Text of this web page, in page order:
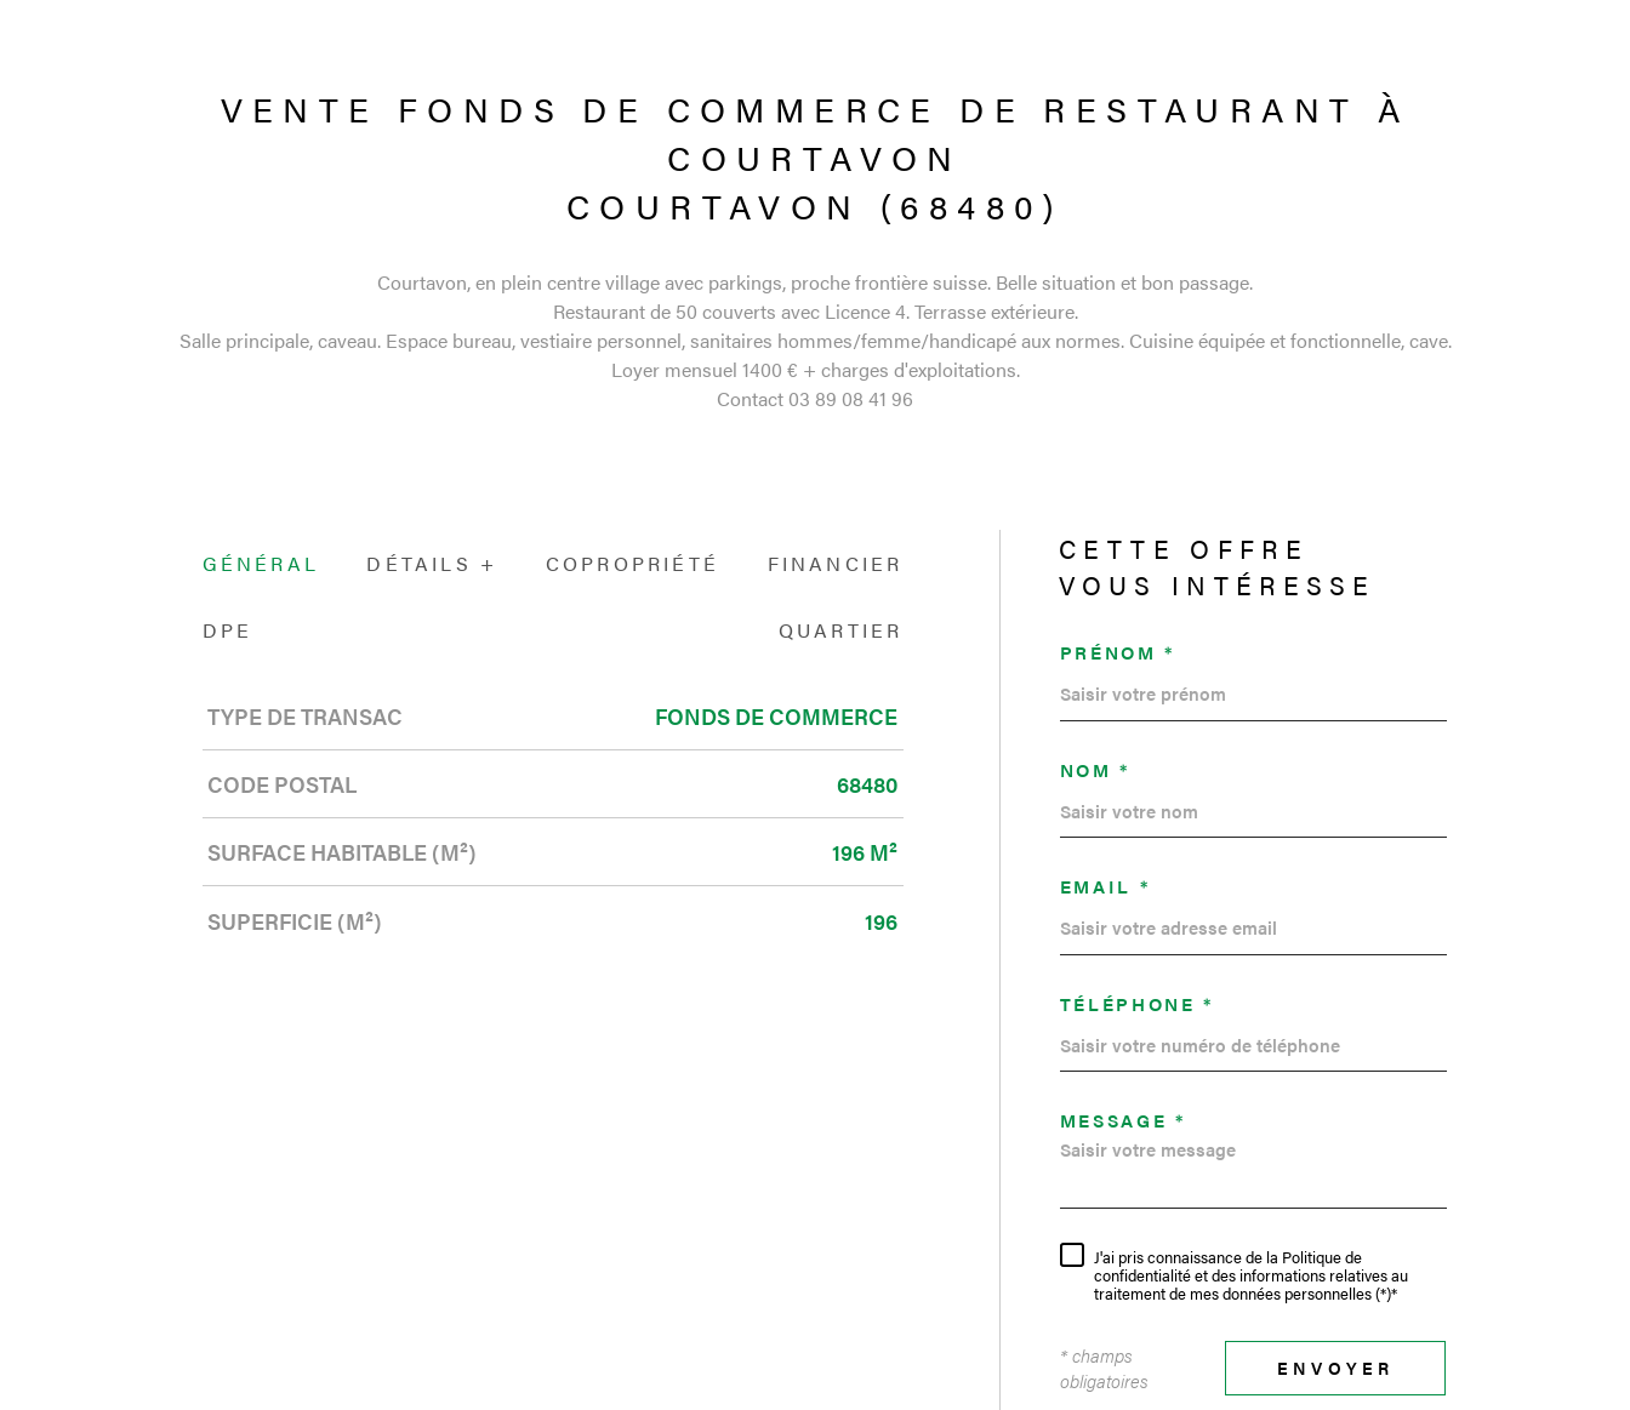
VENTE FONDS DE COMMERCE DE RESTAURANT À
COURTAVON
COURTAVON (68480)
Courtavon, en plein centre village avec parkings, proche frontière suisse. Belle situation et bon passage.
Restaurant de 50 couverts avec Licence 4. Terrasse extérieure.
Salle principale, caveau. Espace bureau, vestiaire personnel, sanitaires hommes/femme/handicapé aux normes. Cuisine équipée et fonctionnelle, cave.
Loyer mensuel 1400 € + charges d'exploitations.
Contact 03 89 08 41 96
GÉNÉRAL DÉTAILS + COPROPRIÉTÉ FINANCIER
DPE QUARTIER
Caractérisque Valeurs
TYPE DE TRANSAC FONDS DE COMMERCE
CODE POSTAL 68480
SURFACE HABITABLE (M²) 196 M²
SUPERFICIE (M²) 196
CETTE OFFRE
VOUS INTÉRESSE
PRÉNOM *
NOM *
EMAIL *
TÉLÉPHONE *
MESSAGE *
J'ai pris connaissance de la Politique de
confidentialité et des informations relatives au
traitement de mes données personnelles (*)*
* champs
obligatoires
ENVOYER